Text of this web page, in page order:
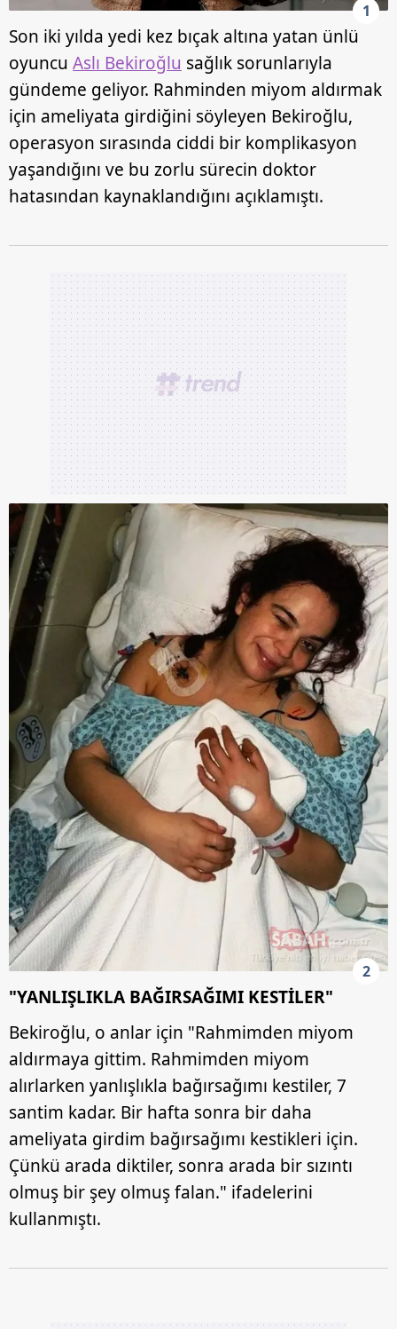
1
Son iki yılda yedi kez bıçak altına yatan ünlü
oyuncu Aslı Bekiroğlu sağlık sorunlarıyla
gündeme geliyor. Rahminden miyom aldırmak
için ameliyata girdiğini söyleyen Bekiroğlu,
operasyon sırasında ciddi bir komplikasyon
yaşandığını ve bu zorlu sürecin doktor
hatasından kaynaklandığını açıklamıştı.
2
"YANLIŞLIKLA BAĞIRSAĞIMI KESTİLER"
Bekiroğlu, o anlar için "Rahmimden miyom
aldırmaya gittim. Rahmimden miyom
alırlarken yanlışlıkla bağırsağımı kestiler, 7
santim kadar. Bir hafta sonra bir daha
ameliyata girdim bağırsağımı kestikleri için.
Çünkü arada diktiler, sonra arada bir sızıntı
olmuş bir şey olmuş falan." ifadelerini
kullanmıştı.